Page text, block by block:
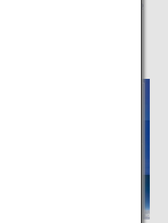
必要な電子旅行許可制度（K-ETA）の